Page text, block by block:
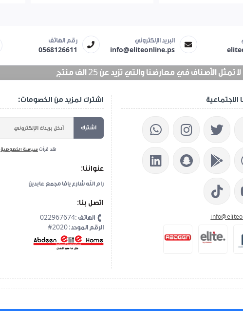
البريد الإلكتروني
info@eliteonline.ps
رقم الهاتف
0568126611
الأصناف في معارضنا والتي تزيد عن 25 الف منتج
اشترك لمزيد من الخصومات:
اشترك
لقد قرأت سياسة الخصوصية
عنواننا:
رام الله شارع يافا مجمع عابدين
اتصل بنا:
الهاتف :022967674
#2020 :الرقم الموحد
الاجتماعية